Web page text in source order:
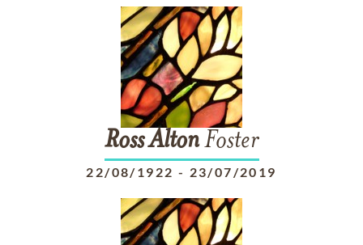
RossAltonFoster
22/08/1922 - 23/07/2019